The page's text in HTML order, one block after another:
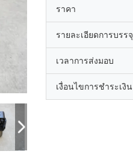
ราคา
รายละเอียดการบรรจุ
เวลาการส่งมอบ
เงื่อนไขการชำระเงิน